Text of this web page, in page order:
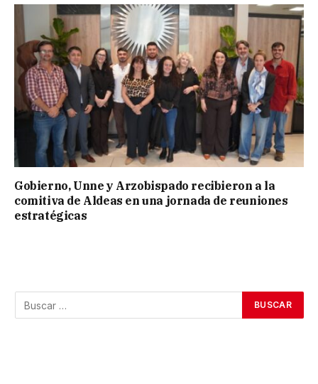
Gobierno, Unne y Arzobispado recibieron a la
comitiva de Aldeas en una jornada de reuniones
estratégicas